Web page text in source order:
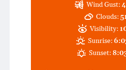
Wind Gust:
Clouds:
Visibility:
Sunrise:
Sunset: